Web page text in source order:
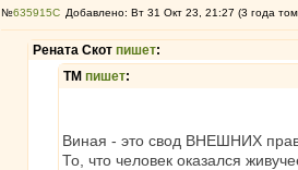
№635915 Добавлено: Вт 31 Окт 23, 21:27 (3 года
Рената Скот пишет:
ТМ пишет:
Виная - это свод ВНЕШНИХ
То, что человек оказался